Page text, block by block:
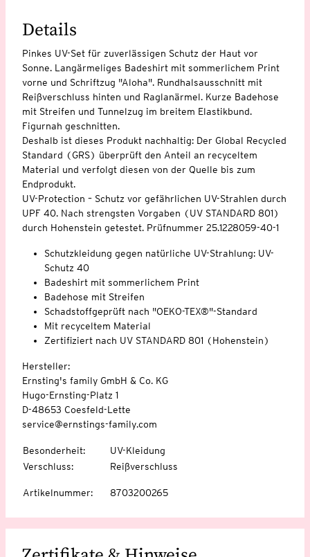
Details
Pinkes UV-Set für zuverlässigen Schutz der Haut vor
Sonne. Langärmeliges Badeshirt mit sommerlichem Print
vorne und Schriftzug "Aloha". Rundhalsausschnitt mit
Reißverschluss hinten und Raglanärmel. Kurze Badehose
mit Streifen und Tunnelzug im breitem Elastikbund.
Figurnah geschnitten.
Deshalb ist dieses Produkt nachhaltig: Der Global Recycled
Standard (GRS) überprüft den Anteil an recyceltem
Material und verfolgt diesen von der Quelle bis zum
Endprodukt.
UV-Protection – Schutz vor gefährlichen UV-Strahlen durch
UPF 40. Nach strengsten Vorgaben (UV STANDARD 801)
durch Hohenstein getestet. Prüfnummer 25.1228059-40-1
Schutzkleidung gegen natürliche UV-Strahlung: UV-
Schutz 40
Badeshirt mit sommerlichem Print
Badehose mit Streifen
Schadstoffgeprüft nach "OEKO-TEX®"-Standard
Mit recyceltem Material
Zertifiziert nach UV STANDARD 801 (Hohenstein)
Hersteller:
Ernsting's family GmbH & Co. KG
Hugo-Ernsting-Platz 1
D-48653 Coesfeld-Lette
service@ernstings-family.com
Besonderheit:
UV-Kleidung
Verschluss: Reißverschluss
Artikelnummer: 8703200265